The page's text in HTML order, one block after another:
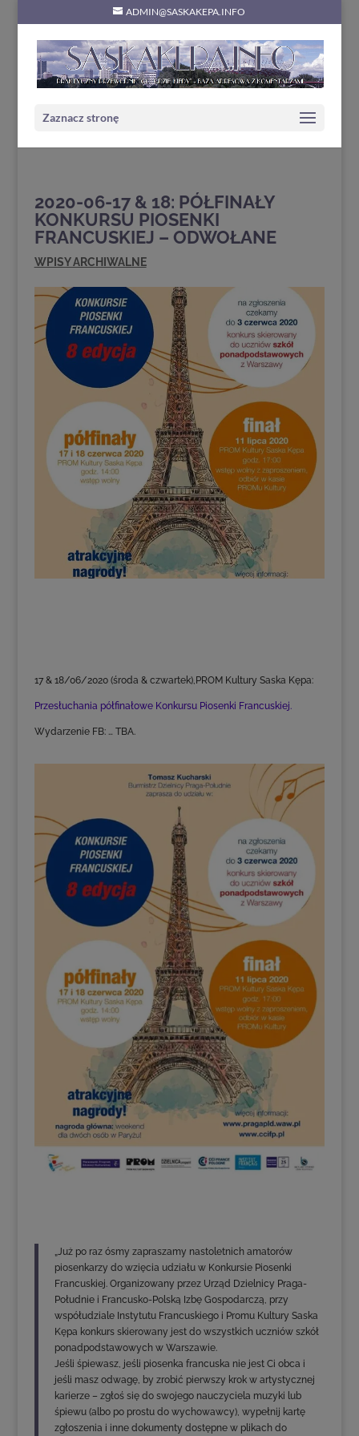
ADMIN@SASKAKEPA.INFO
Zaznacz stronę
2020-06-17 & 18: PÓŁFINAŁY
KONKURSU PIOSENKI
FRANCUSKIEJ – ODWOŁANE
WPISY ARCHIWALNE
17 & 18/06/2020 (środa & czwartek),PROM Kultury Saska Kępa:
Przesłuchania półfinałowe Konkursu Piosenki Francuskiej.
Wydarzenie FB: … TBA.
„Już po raz ósmy zapraszamy nastoletnich amatorów
piosenkarzy do wzięcia udziału w Konkursie Piosenki
Francuskiej. Organizowany przez Urząd Dzielnicy Praga-
Południe i Francusko-Polską Izbę Gospodarczą, przy
współudziale Instytutu Francuskiego i Promu Kultury Saska
Kępa konkurs skierowany jest do wszystkich uczniów szkół
ponadpodstawowych w Warszawie.
Jeśli śpiewasz, jeśli piosenka francuska nie jest Ci obca i
jeśli masz odwagę, by zrobić pierwszy krok w artystycznej
karierze – zgłoś się do swojego nauczyciela muzyki lub
śpiewu (albo po prostu do wychowawcy), wypełnij kartę
zgłoszenia i inne dokumenty dostępne w plikach do